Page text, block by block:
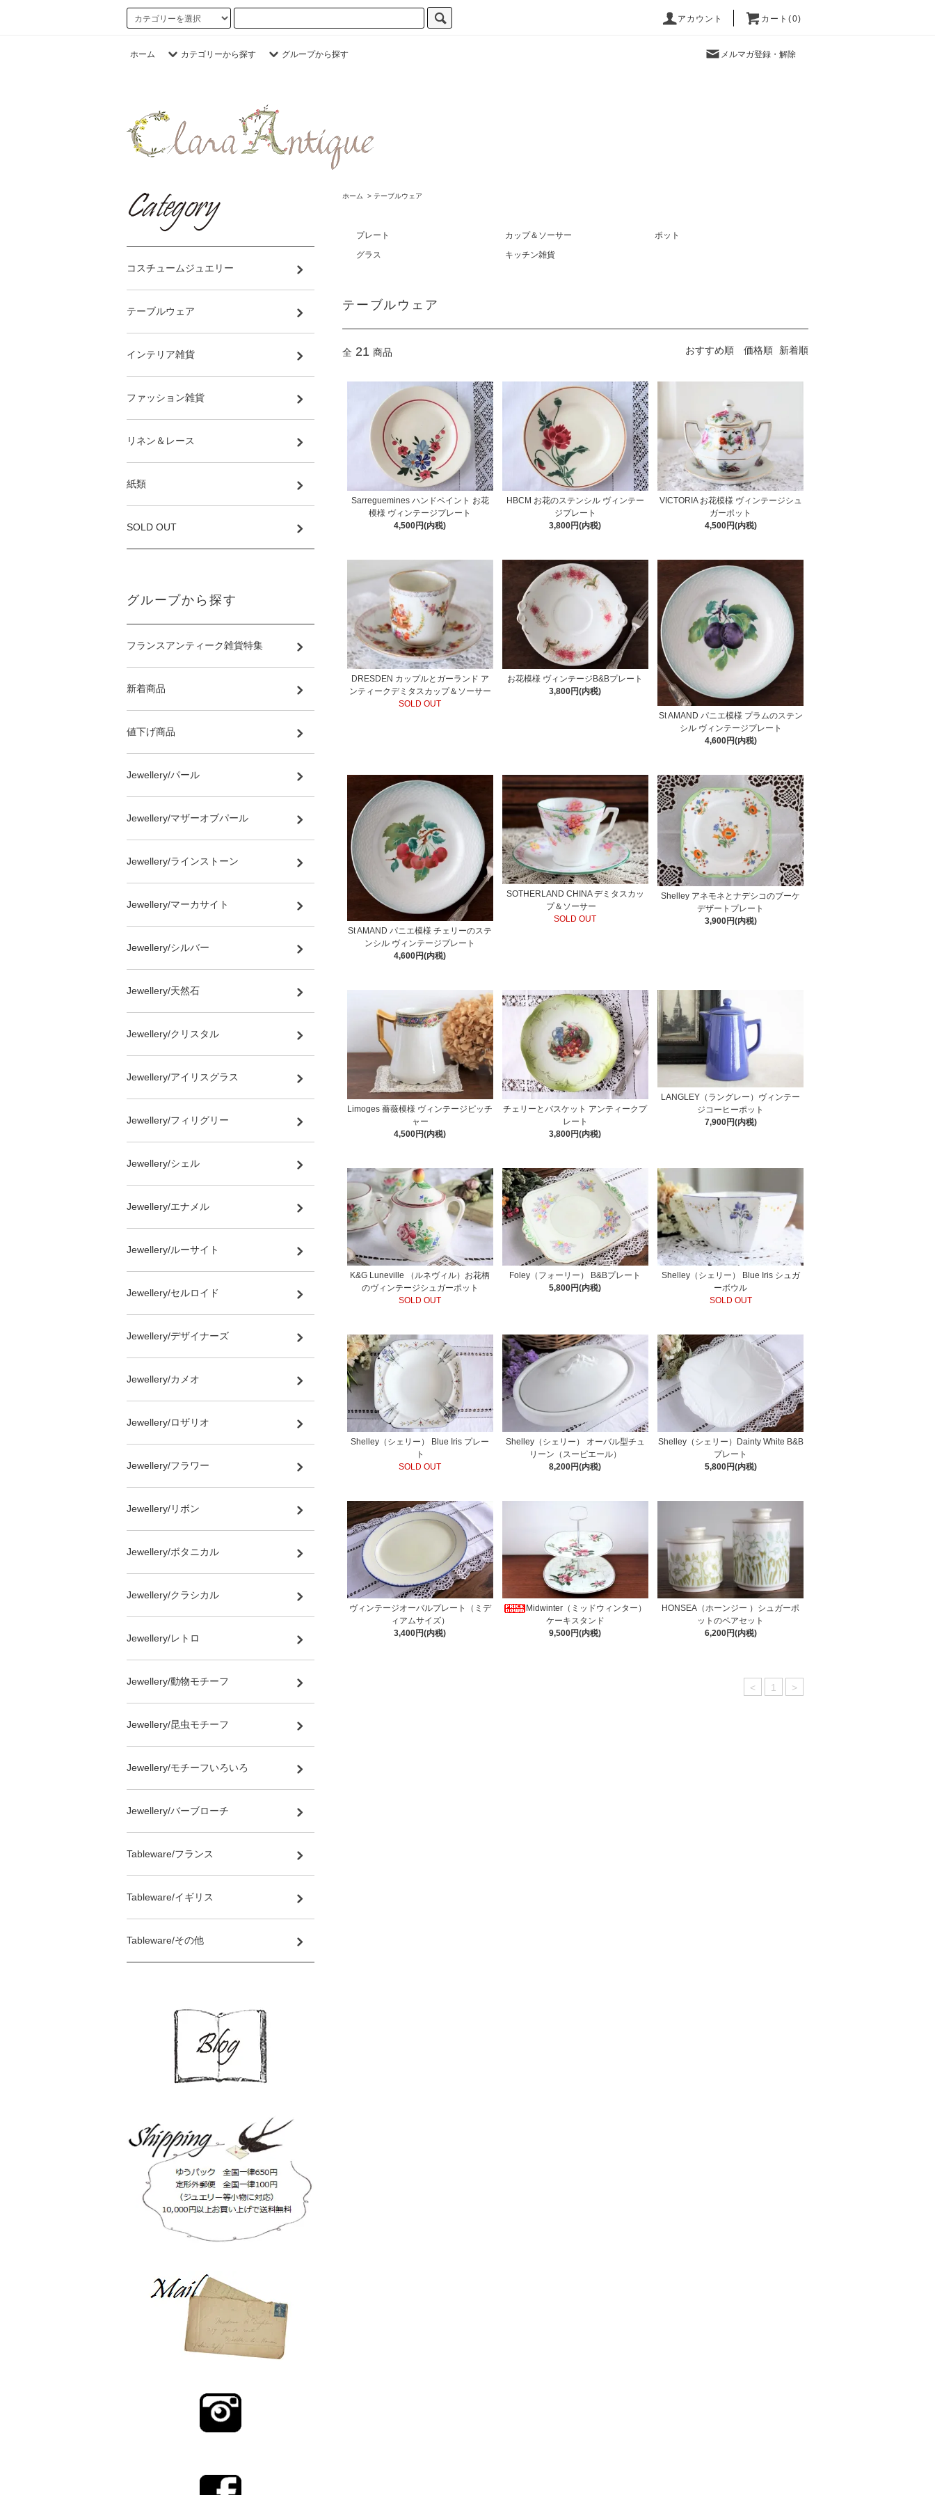
アカウント カート(0)
ホーム カテゴリーから探す グループから探す メルマガ登録・解除
ホーム > テーブルウェア
プレート カップ＆ソーサー
ポット
グラス
キッチン雑貨
テーブルウェア
全 21 商品 おすすめ順 価格順 新着順
Sarreguemines ハンドペイント お花
模様 ヴィンテージプレート
4,500円(内税)
HBCM お花のステンシル ヴィンテー
ジプレート
3,800円(内税)
VICTORIA お花模様 ヴィンテージシュ
ガーポット
4,500円(内税)
DRESDEN カップルとガーランド ア
ンティークデミタスカップ＆ソーサー
SOLD OUT
お花模様 ヴィンテージB&Bプレート
3,800円(内税)
St AMAND パニエ模様 プラムのステン
シル ヴィンテージプレート
4,600円(内税)
St AMAND パニエ模様 チェリーのステ
ンシル ヴィンテージプレート
4,600円(内税)
SOTHERLAND CHINA デミタスカッ
プ＆ソーサー
SOLD OUT
Shelley アネモネとナデシコのブーケ
デザートプレート
3,900円(内税)
Limoges 薔薇模様 ヴィンテージピッチ
ャー
4,500円(内税)
チェリーとバスケット アンティークプ
レート
3,800円(内税)
LANGLEY（ラングレー）ヴィンテー
ジコーヒーポット
7,900円(内税)
K&G Luneville （ルネヴィル）お花柄
のヴィンテージシュガーポット
SOLD OUT
Foley（フォーリー） B&Bプレート
5,800円(内税)
Shelley（シェリー） Blue Iris シュガ
ーボウル
SOLD OUT
Shelley（シェリー） Blue Iris プレー
ト
SOLD OUT
Shelley（シェリー） オーバル型チュ
リーン（スーピエール）
8,200円(内税)
Shelley（シェリー）Dainty White B&B
プレート
5,800円(内税)
ヴィンテージオーバルプレート（ミデ
ィアムサイズ）
3,400円(内税)
Midwinter（ミッドウィンター）
ケーキスタンド
9,500円(内税)
HONSEA（ホーンジー ）シュガーポ
ットのペアセット
6,200円(内税)
< 1 >
コスチュームジュエリー
テーブルウェア
インテリア雑貨
ファッション雑貨
リネン＆レース
紙類
SOLD OUT
グループから探す
フランスアンティーク雑貨特集
新着商品
値下げ商品
Jewellery/パール
Jewellery/マザーオブパール
Jewellery/ラインストーン
Jewellery/マーカサイト
Jewellery/シルバー
Jewellery/天然石
Jewellery/クリスタル
Jewellery/アイリスグラス
Jewellery/フィリグリー
Jewellery/シェル
Jewellery/エナメル
Jewellery/ルーサイト
Jewellery/セルロイド
Jewellery/デザイナーズ
Jewellery/カメオ
Jewellery/ロザリオ
Jewellery/フラワー
Jewellery/リボン
Jewellery/ボタニカル
Jewellery/クラシカル
Jewellery/レトロ
Jewellery/動物モチーフ
Jewellery/昆虫モチーフ
Jewellery/モチーフいろいろ
Jewellery/バーブローチ
Tableware/フランス
Tableware/イギリス
Tableware/その他